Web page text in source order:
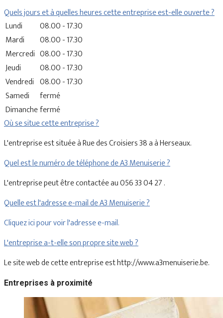
Quels jours et à quelles heures cette entreprise est-elle ouverte ?
Lundi
08.00 - 17.30
Mardi
08.00 - 17.30
Mercredi 08.00 - 17.30
Jeudi
08.00 - 17.30
Vendredi 08.00 - 17.30
Samedi
fermé
Dimanchefermé
Où se situe cette entreprise ?
L'entreprise est située à Rue des Croisiers 38 a à Herseaux.
Quel est le numéro de téléphone de A3 Menuiserie ?
L'entreprise peut être contactée au 056 33 04 27 .
Quelle est l'adresse e-mail de A3 Menuiserie ?
Cliquez ici pour voir l'adresse e-mail.
L'entreprise a-t-elle son propre site web ?
Le site web de cette entreprise est http://www.a3menuiserie.be.
Entreprises à proximité